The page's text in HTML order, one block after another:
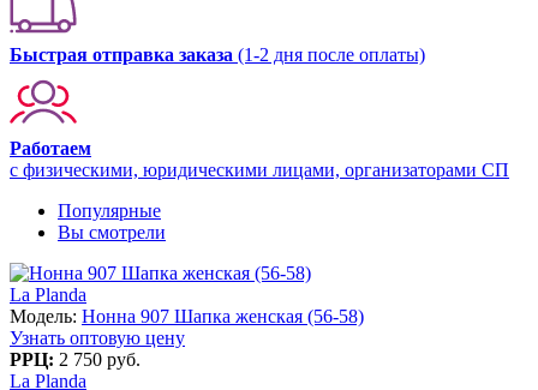
Быстрая отправка заказа (1-2 дня после оплаты)
Работаем
с физическими, юридическими лицами, организаторами СП
Популярные
Вы смотрели
La Planda
Модель: Нонна 907 Шапка женская (56-58)
Узнать оптовую цену
РРЦ: 2 750 руб.
La Planda